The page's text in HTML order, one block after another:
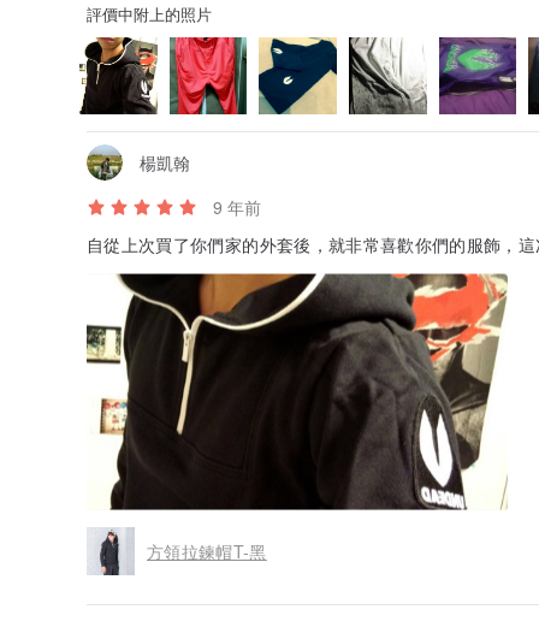
評價中附上的照片
楊凱翰
9 年前
自從上次買了你們家的外套後，就非常喜歡你們的服飾，
方領拉鍊帽T-黑